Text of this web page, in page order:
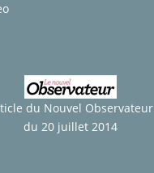
du Nouvel Observateur
du 20 juillet 2014